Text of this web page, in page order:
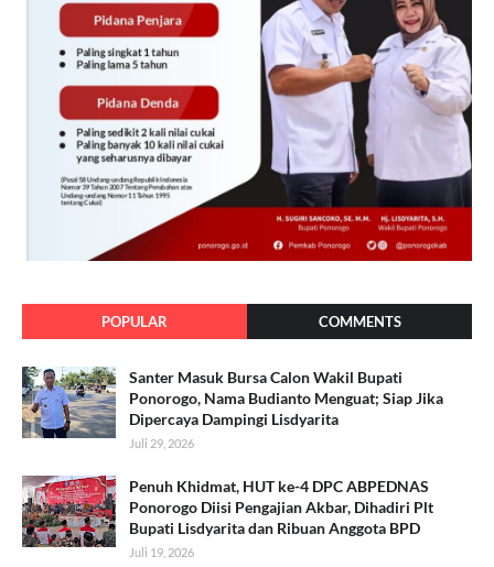
POPULAR COMMENTS
Santer Masuk Bursa Calon Wakil Bupati
Ponorogo, Nama Budianto Menguat; Siap Jika
Dipercaya Dampingi Lisdyarita
Juli 29, 2026
Penuh Khidmat, HUT ke-4 DPC ABPEDNAS
Ponorogo Diisi Pengajian Akbar, Dihadiri Plt
Bupati Lisdyarita dan Ribuan Anggota BPD
Juli 19, 2026